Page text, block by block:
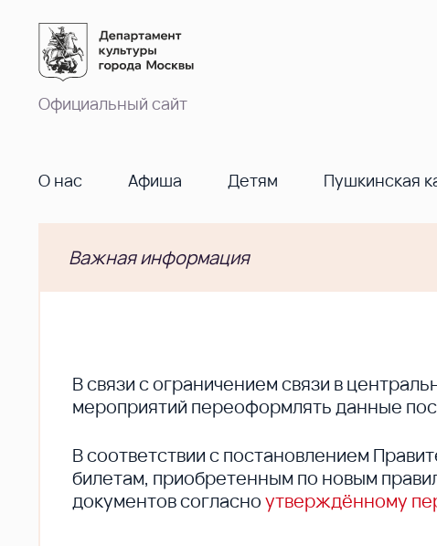
Официальный сайт
О нас Афиша Детям Пушкинская
Важная информация
В cвязи с ограничением связи в
мероприятий переоформлять данные
В соответствии с постановлением
билетам, приобретенным по новым
документов согласноутверждённому